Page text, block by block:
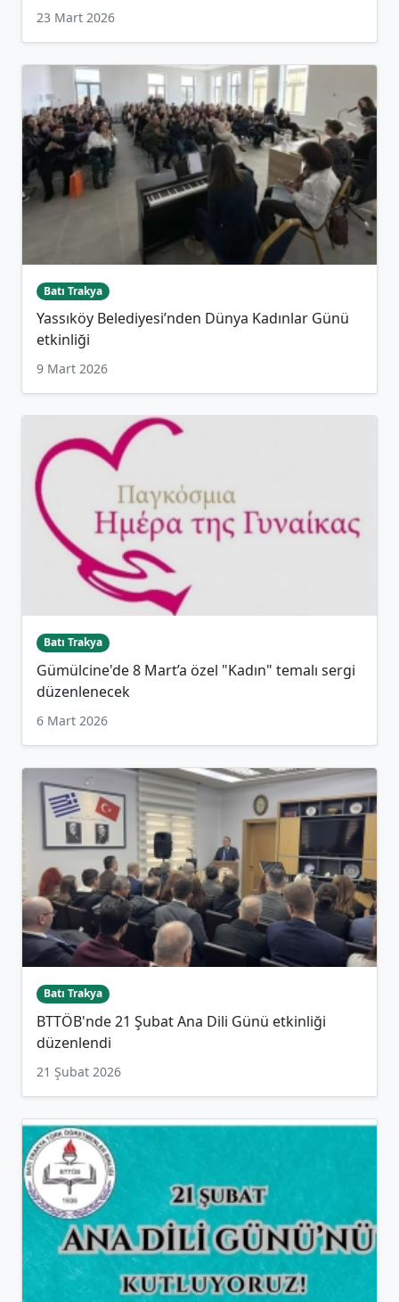
23 Mart 2026
Batı Trakya
Yassıköy Belediyesi’nden Dünya Kadınlar Günü
etkinliği
9 Mart 2026
Batı Trakya
Gümülcine'de 8 Mart’a özel "Kadın" temalı sergi
düzenlenecek
6 Mart 2026
Batı Trakya
BTTÖB'nde 21 Şubat Ana Dili Günü etkinliği
düzenlendi
21 Şubat 2026